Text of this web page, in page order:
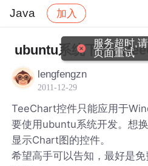
Java 加入
社区 Java 帖子详情
ubuntu系统下类似
lengfengzn
2011-12-29
TeeChart控件只能应用于
要使用ubuntu系统开发。想
显示Chart图的控件。
希望高手可以告知，最好是免
服务超时,
页面重试